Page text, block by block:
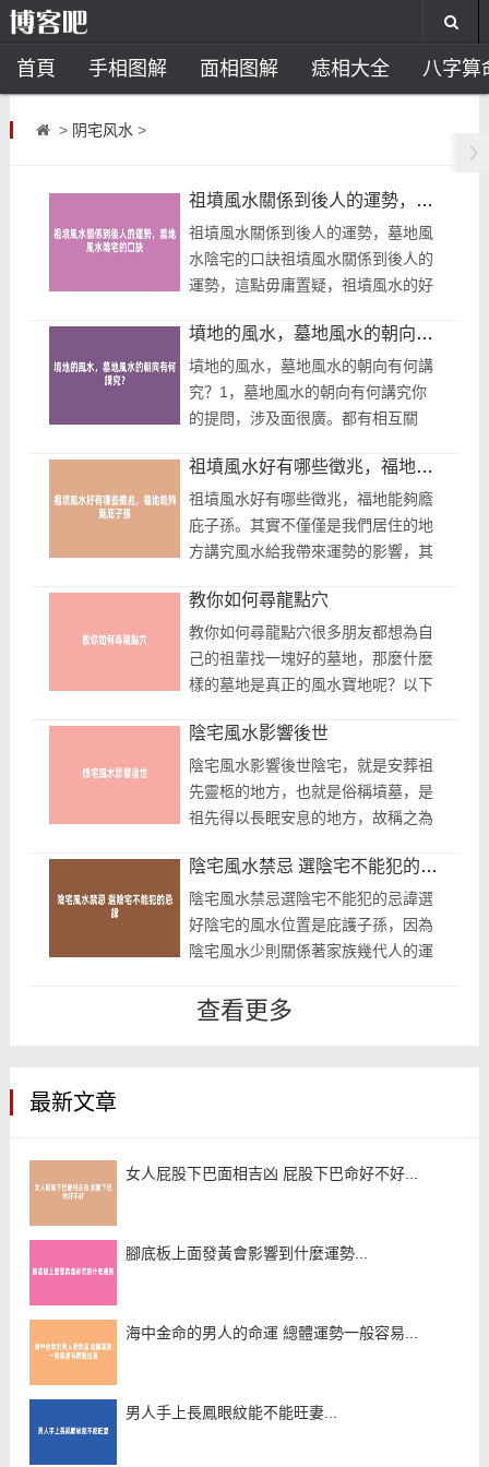
首頁 手相图解 面相图解 痣相大全 八字算
风水开运 助运饰品
> 阴宅风水 >
祖墳風水關係到後人的運勢，墓地風水陰宅的口訣
祖墳風水關係到後人的運勢，墓地風
水陰宅的口訣祖墳風水關係到後人的
運勢，這點毋庸置疑，祖墳風水的好
貴，亦或是清貧困苦，這裡有幾條陰
宅...
墳地的風水，墓地風水的朝向有何講究？
墳地的風水，墓地風水的朝向有何講
究？1，墓地風水的朝向有何講究你
的提問，涉及面很廣。都有相互關
原勢，察形，怪味，穴病，峽論，分
龍，砂...
祖墳風水好有哪些徵兆，福地能夠廕庇子孫
祖墳風水好有哪些徵兆，福地能夠廕
庇子孫。其實不僅僅是我們居住的地
方講究風水給我帶來運勢的影響，其
水講究，有的說要背山面水能夠庇護
子...
教你如何尋龍點穴
教你如何尋龍點穴很多朋友都想為自
己的祖輩找一塊好的墓地，那麼什麼
樣的墓地是真正的風水寶地呢？以下
地風水位真正的風水寶地吧教你如何
尋...
陰宅風水影響後世
陰宅風水影響後世陰宅，就是安葬祖
先靈柩的地方，也就是俗稱墳墓，是
祖先得以長眠安息的地方，故稱之為
講究風水。古人認為將祖先安葬在絕
佳...
陰宅風水禁忌 選陰宅不能犯的忌諱
陰宅風水禁忌選陰宅不能犯的忌諱選
好陰宅的風水位置是庇護子孫，因為
陰宅風水少則關係著家族幾代人的運
風水的影響是很大的，沒有選好的話
查看更多
最新文章
女人屁股下巴面相吉凶 屁股下巴命好不好...
腳底板上面發黃會影響到什麼運勢...
海中金命的男人的命運 總體運勢一般容易...
男人手上長鳳眼紋能不能旺妻...